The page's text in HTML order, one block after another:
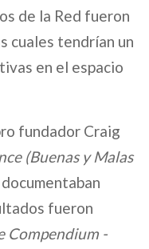
de la Red fueron
cuales tendrían un
en el espacio
fundador Craig
(Buenas y Malas
fueron
Compendium -